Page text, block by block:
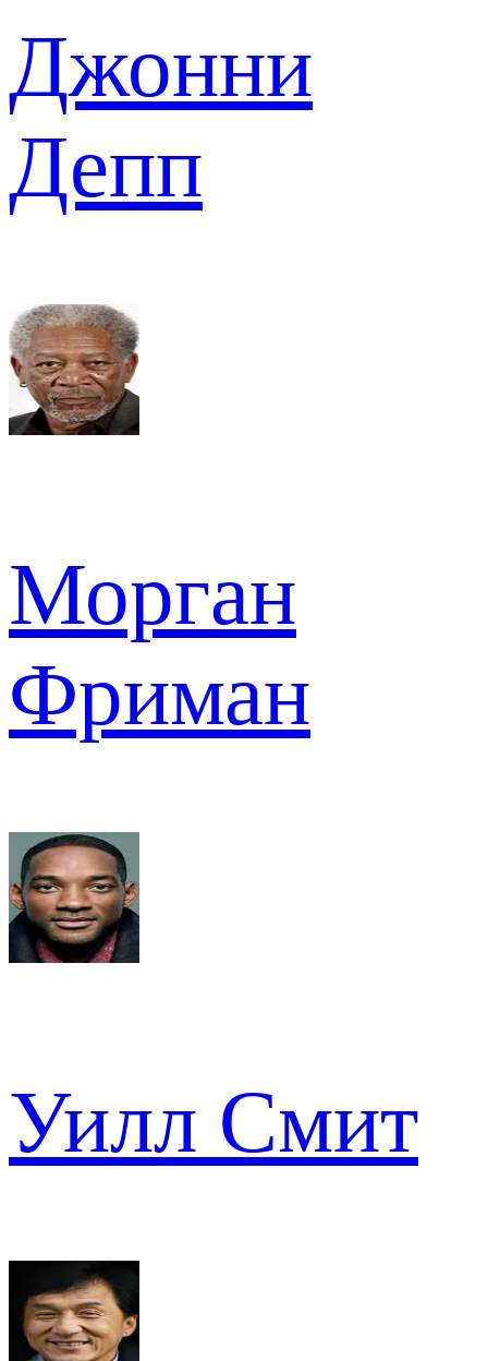
Джонни
Депп
Морган
Фриман
Уилл Смит